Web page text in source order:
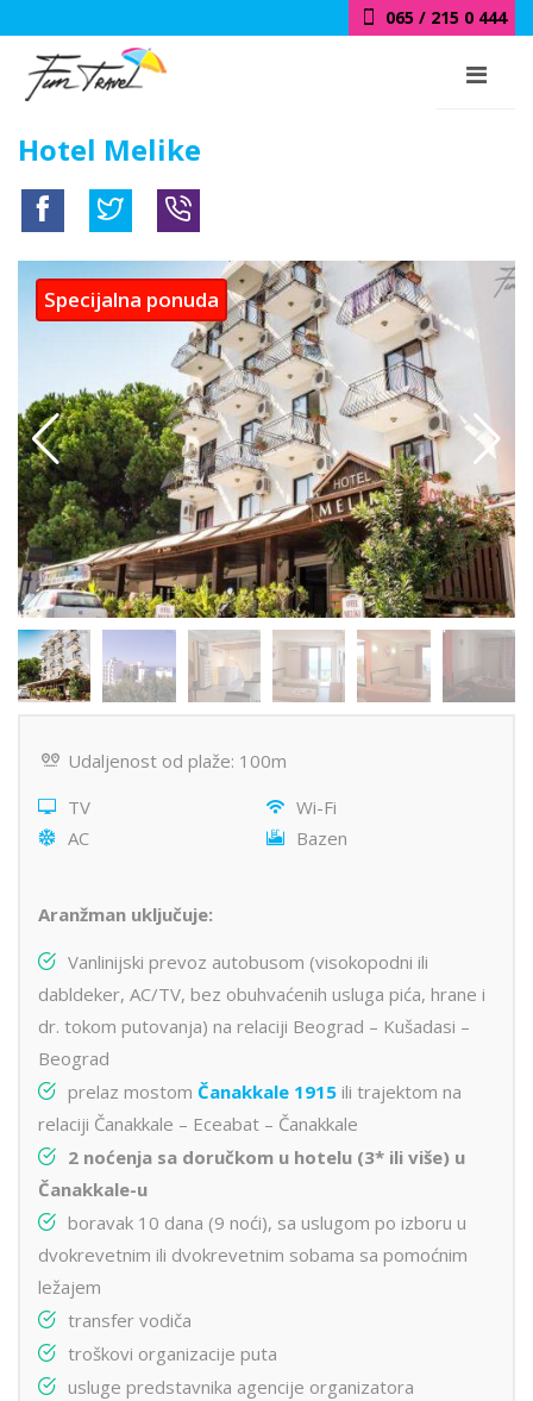
065 / 215 0 444
Hotel Melike
Specijalna ponuda
Udaljenost od plaže: 100m
TV
Wi-Fi
AC
Bazen
Aranžman uključuje:
Vanlinijski prevoz autobusom (visokopodni ili
dabldeker, AC/TV, bez obuhvaćenih usluga pića, hrane i
dr. tokom putovanja) na relaciji Beograd – Kušadasi –
Beograd
prelaz mostom Čanakkale 1915 ili trajektom na
relaciji Čanakkale – Eceabat – Čanakkale
2 noćenja sa doručkom u hotelu (3* ili više) u
Čanakkale-u
boravak 10 dana (9 noći), sa uslugom po izboru u
dvokrevetnim ili dvokrevetnim sobama sa pomoćnim
ležajem
transfer vodiča
troškovi organizacije puta
usluge predstavnika agencije organizatora